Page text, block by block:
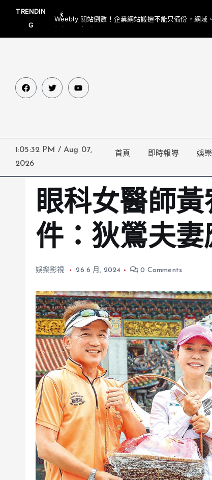
TRENDIN
G
Weebly 關站倒數！企業網站搬遷不能只備份，網域
網都要一起處理
1:05:33 PM / Aug 07,
2026
首頁 即時報導 娛
眼科女醫師
件：狄鶯夫
娛樂影視 26 6 月, 2024 0 Comments